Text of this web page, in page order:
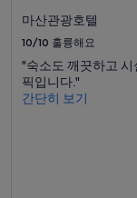
마산관광호텔
10/10 훌륭해요
"숙소도 깨끗하고
픽입니다."
간단히 보기